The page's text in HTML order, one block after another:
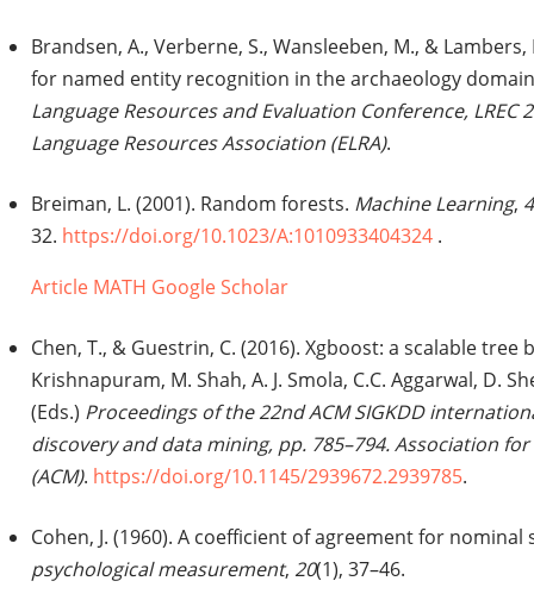
Brandsen, A., Verberne, S., Wansleeben, M., &
for named entity recognition in the archaeology
Language Resources and Evaluation Conference, LREC
Language Resources Association (ELRA).
Breiman, L. (2001). Random forests. Machine Learning,
32. https://doi.org/10.1023/A:1010933404324 .
Article MATH Google Scholar
Chen, T., & Guestrin, C. (2016). Xgboost: a scalable tree
Krishnapuram, M. Shah, A. J. Smola, C.C. Aggarwal, D.
(Eds.) Proceedings of the 22nd ACM SIGKDD
discovery and data mining, pp. 785–794. Association
(ACM). https://doi.org/10.1145/2939672.2939785.
Cohen, J. (1960). A coefficient of agreement for nominal
psychological measurement, 20(1), 37–46.